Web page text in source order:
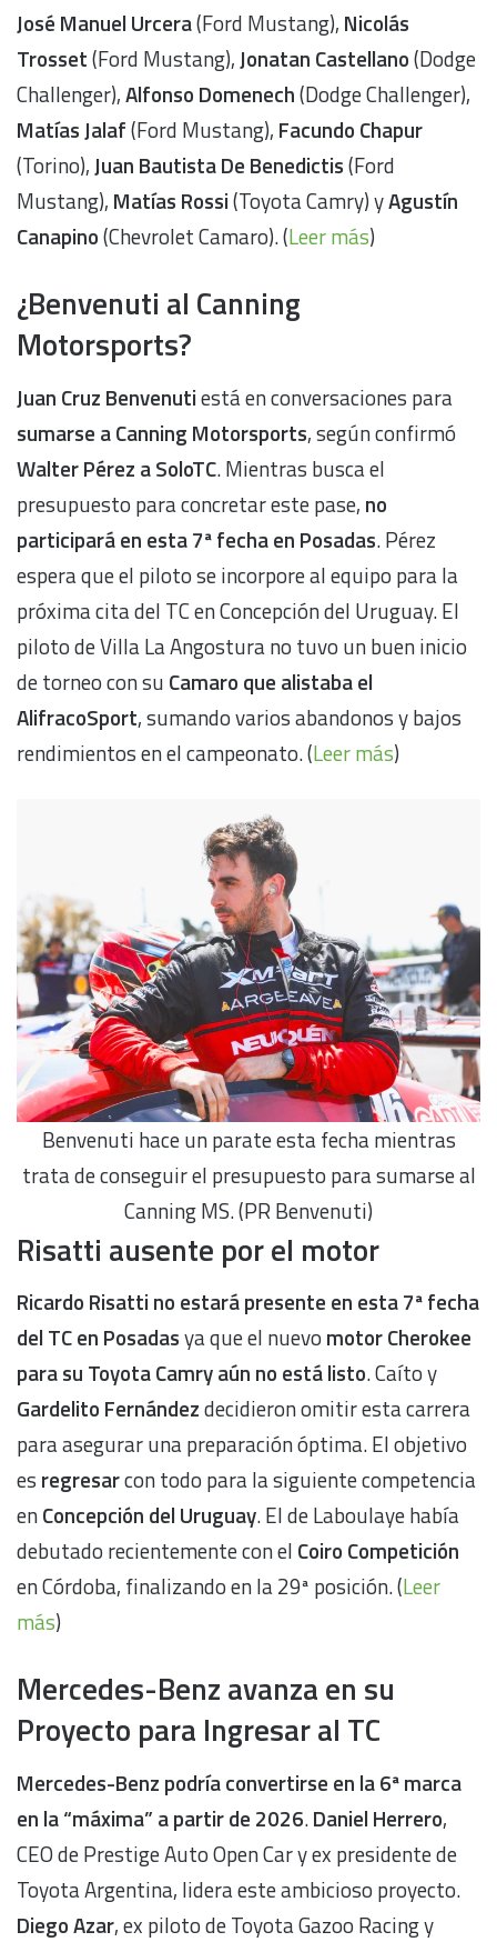
José Manuel Urcera(Ford Mustang), Nicolás
Trosset(Ford Mustang),Jonatan Castellano(Dodge
Challenger),Alfonso Domenech(Dodge Challenger),
Matías Jalaf(Ford Mustang), Facundo Chapur
(Torino),Juan Bautista De Benedictis(Ford
Mustang), Matías Rossi(Toyota Camry) yAgustín
Canapino(Chevrolet Camaro). (Leer más)
¿Benvenuti al Canning
Motorsports?
Juan Cruz Benvenutiestá en conversaciones para
sumarse a Canning Motorsports, según confirmó
Walter Pérez a SoloTC. Mientras busca el
presupuesto para concretar este pase, no
participará en esta 7ª fecha en Posadas. Pérez
espera que el piloto se incorpore al equipo para la
próxima cita del TC en Concepción del Uruguay. El
piloto de Villa La Angostura no tuvo un buen inicio
de torneo con su Camaro que alistaba el
AlifracoSport, sumando varios abandonos y bajos
rendimientos en el campeonato. (Leer más)
Benvenuti hace un parate esta fecha mientras
trata de conseguir el presupuesto para sumarse al
Canning MS. (PR Benvenuti)
Risatti ausente por el motor
Ricardo Risatti no estará presente en esta 7ª fecha
del TC en Posadasya que el nuevo motor Cherokee
para su Toyota Camry aún no está listo. Caíto y
Gardelito Fernándezdecidieron omitir esta carrera
para asegurar una preparación óptima. El objetivo
es regresarcon todo para la siguiente competencia
enConcepción del Uruguay. El de Laboulaye había
debutado recientemente con el Coiro Competición
en Córdoba, finalizando en la 29ª posición. (Leer
más)
Mercedes-Benz avanza en su
Proyecto para Ingresar al TC
Mercedes-Benz podría convertirse en la 6ª marca
en la “máxima” a partir de 2026.Daniel Herrero,
CEO de Prestige Auto Open Car y ex presidente de
Toyota Argentina, lidera este ambicioso proyecto.
Diego Azar, ex piloto de Toyota Gazoo Racing y